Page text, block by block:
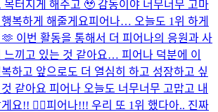
목터지게 해주고 🥹 감동이야 너무너무 고마
복하게 해줄게요피어나… 오늘도 1위 하게
이번 활동을 통해서 더 피어나의 응원과 사
느끼고 있는 것 같아요… 피어나 덕분에 이
하고 앞으로도 더 열심히 하고 성장하고 싶
같아요 피어나 오늘도 너무너무 고맙고 내
요!! ❤️‍🔥피어나!!! 우리 또 1위 했다아.. 진짜